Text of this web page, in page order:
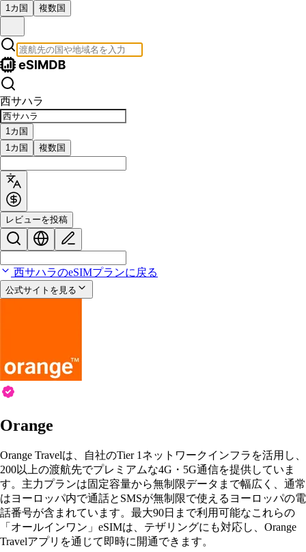
1カ国 複数国
西サハラ
1カ国
1カ国
複数国
レビューを投稿
西サハラのeSIMプランに戻る
公式サイトを見る
Orange
Orange Travelは、自社のTier 1ネットワークインフラを活用し、
200以上の渡航先でプレミアムな4G・5G通信を提供していま
す。主力プランは固定容量から無制限データまで幅広く、通常
はヨーロッパ内で通話とSMSが無制限で使えるヨーロッパの電
話番号が含まれています。最大90日まで利用可能なこれらの
「オールインワン」eSIMは、テザリングにも対応し、Orange
Travelアプリを通じて即時に開通できます。